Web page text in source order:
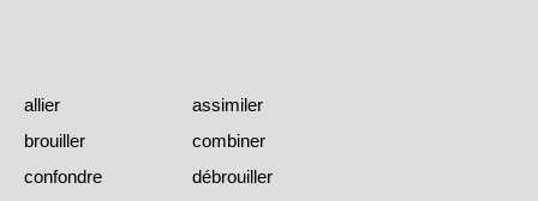
allier
assimiler
brouiller
combiner
confondre
débrouiller